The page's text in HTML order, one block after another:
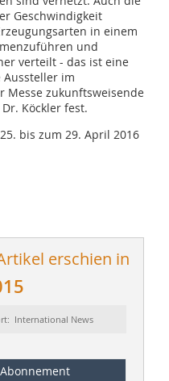
Geschwindigkeit
in einem
und
verteilt - das ist eine
im
Messe zukunftsweisende
Köckler fest.
bis zum 29. April 2016
erschien in
International News
Abonnement